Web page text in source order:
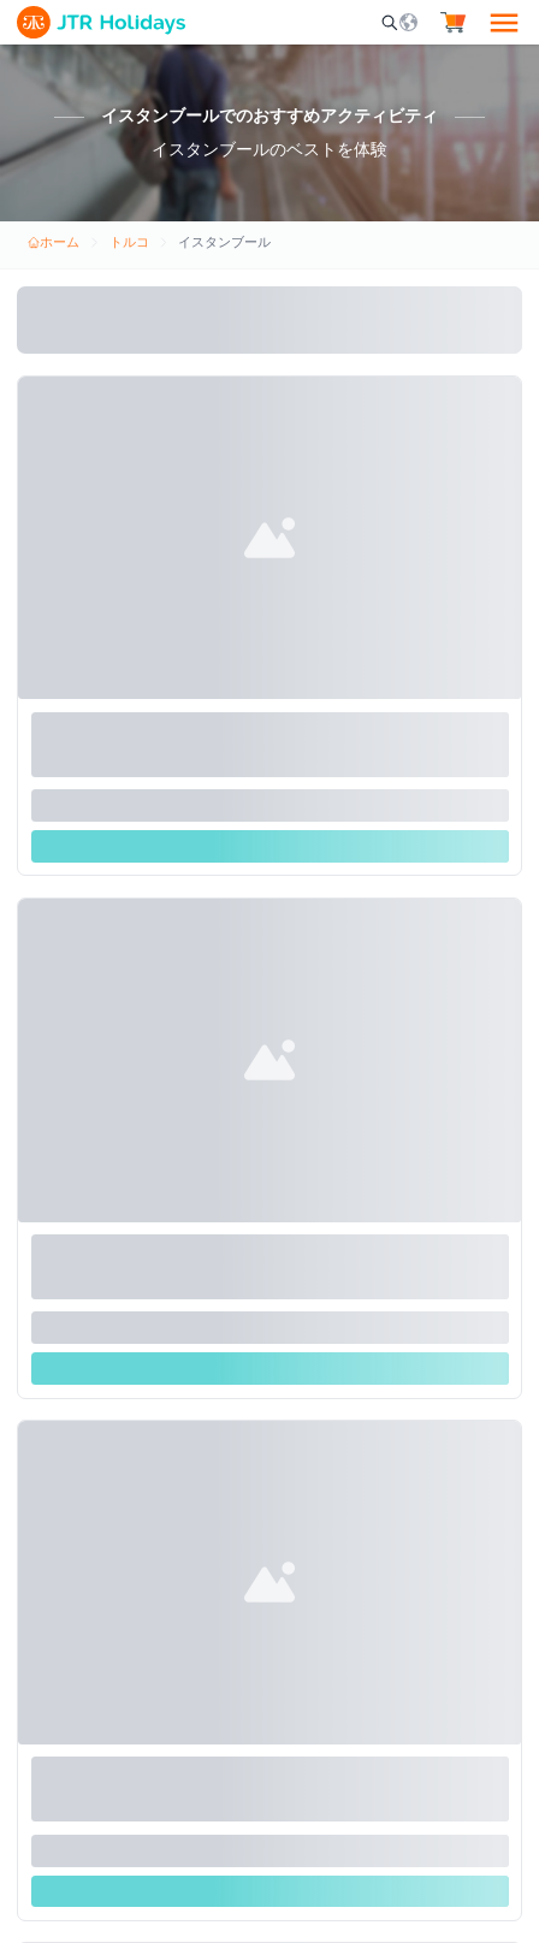
Mobile Search
イスタンブールでのおすすめアクティビティ
イスタンブールのベストを体験
ホーム トルコ イスタンブール